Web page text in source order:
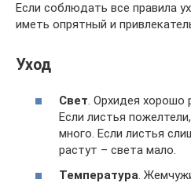
Если соблюдать все правила
иметь опрятный и
Уход
Свет. Орхидея хорошо
Если листья
много. Если листья
растут – света мало.
Температура .